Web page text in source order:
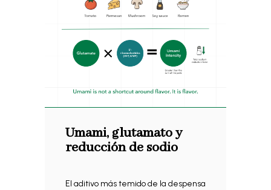
Umami, glutamato y
reducción de sodio
El aditivo más temido de la despensa